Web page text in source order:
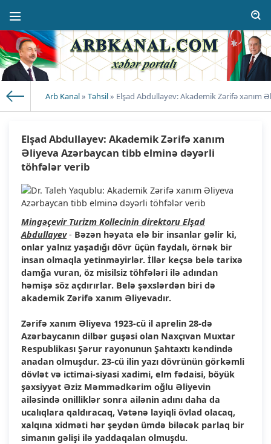
Arb Kanal» Təhsil» Elşad Abdullayev: Akademik Zərifə
Elşad Abdullayev: Akademik Zərifə xanım
Əliyeva Azərbaycan tibb elminə dəyərli
töhfələr verib
Mingəçevir Turizm Kollecinin direktoru Elşad
Abdullayev- Bəzən həyata elə bir insanlar gəlir ki,
onlar yalnız yaşadığı dövr üçün faydalı, örnək bir
insan olmaqla yetinməyirlər. İllər keçsə belə tarixə
damğa vuran, öz misilsiz töhfələri ilə adından
həmişə söz açdırırlar. Belə şəxslərdən biri də
akademik Zərifə xanım Əliyevadır.
Zərifə xanım Əliyeva 1923-cü il aprelin 28-də
Azərbaycanın dilbər guşəsi olan Naxçıvan Muxtar
Respublikası Şərur rayonunun Şahtaxtı kəndində
anadan olmuşdur. 23-cü ilin yazı dövrünün görkəmli
dövlət və ictimai-siyasi xadimi, elm fədaisi, böyük
şəxsiyyət Əziz Məmmədkərim oğlu Əliyevin
ailəsində onilliklər sonra ailənin adını daha da
ucalıqlara qaldıracaq, Vətənə layiqli övlad olacaq,
xalqına xidməti hər şeydən ümdə biləcək parlaq bir
simanın gəlişi ilə yaddaqalan olmuşdu.